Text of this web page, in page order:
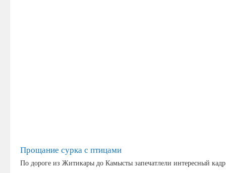
Прощание сурка с птицами
По дороге из Житикары до Камысты запечатлели интересный